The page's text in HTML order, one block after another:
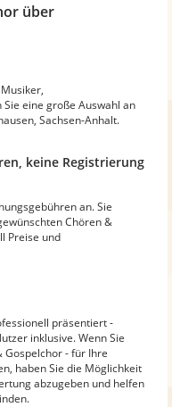
über
eine große Auswahl an
Sachsen-Anhalt.
keine Registrierung
an. Sie
Chören &
Preise und
präsentiert -
inklusive. Wenn Sie
Gospelchor - für Ihre
haben Sie die Möglichkeit
abzugeben und helfen